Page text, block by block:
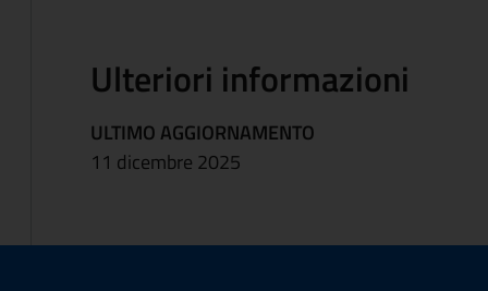
Ulteriori informazioni
ULTIMO AGGIORNAMENTO
11 dicembre 2025